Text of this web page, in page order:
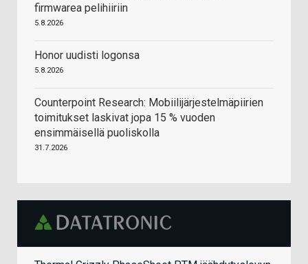
firmwarea pelihiiriin
5.8.2026
Honor uudisti logonsa
5.8.2026
Counterpoint Research: Mobiilijärjestelmäpiirien
toimitukset laskivat jopa 15 % vuoden
ensimmäisellä puoliskolla
31.7.2026